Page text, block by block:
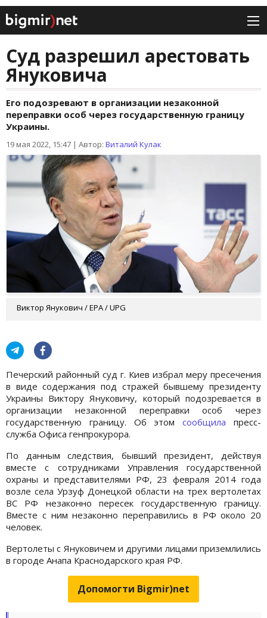
Суд разрешил арестовать
Януковича
Его подозревают в организации незаконной
переправки особ через государственную границу
Украины.
19 мая 2022, 15:47 | Автор: Виталий Кулак
Виктор Янукович / EPA / UPG
Печерский районный суд г. Киев избрал меру пресечения
в виде содержания под стражей бывшему президенту
Украины Виктору Януковичу, который подозревается в
организации незаконной переправки особ через
государственную границу. Об этомсообщила пресс-
служба Офиса генпрокурора.
По данным следствия, бывший президент, действуя
вместе с сотрудниками Управления государственной
охраны и представителями РФ, 23 февраля 2014 года
возле села Урзуф Донецкой области на трех вертолетах
ВС РФ незаконно пересек государственную границу.
Вместе с ним незаконно переправились в РФ около 20
человек.
Вертолеты с Януковичем и другими лицами приземлились
в городе Анапа Краснодарского края РФ.
Допомогти Bigmir)net